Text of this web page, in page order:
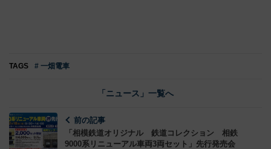
TAGS # 一畑電車
「ニュース」一覧へ
前の記事
「相模鉄道オリジナル 鉄道コレクション 相鉄
9000系リニューアル車両3両セット」先行発売会